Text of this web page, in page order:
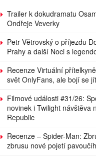
Trailer k dokudramatu
Ondřeje Veverky
Petr Větrovský o příjezdu
Prahy a další Noci s
Recenze Virtuální
svět OnlyFans, ale bojí se
Filmové události #31/26:
novinek i Twilight návštěva
Republic
Recenze – Spider-Man:
zbrusu nové pojetí